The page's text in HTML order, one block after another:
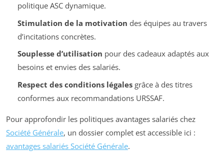
politique ASC dynamique.
Stimulation de la motivation des équipes au travers
d’incitations concrètes.
Souplesse d’utilisation pour des cadeaux adaptés aux
besoins et envies des salariés.
Respect des conditions légalesgrâce à des titres
conformes aux recommandations URSSAF.
Pour approfondir les politiques avantages salariés chez
Société Générale, un dossier complet est accessible ici :
avantages salariés Société Générale.